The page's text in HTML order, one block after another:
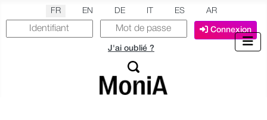
Sélectionnez votre langue
FR EN DE ES AR
Connexion
J'ai oublié ?